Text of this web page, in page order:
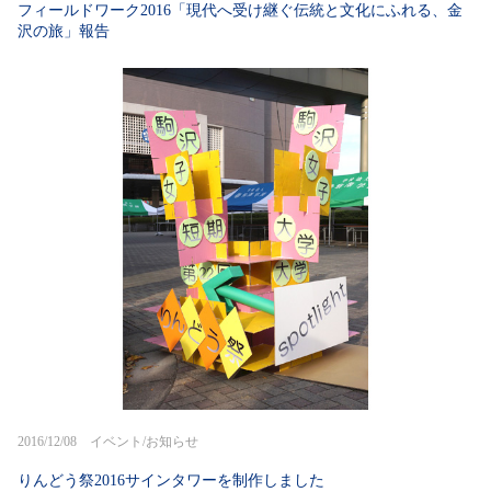
フィールドワーク2016「現代へ受け継ぐ伝統と文化にふれる、金
沢の旅」報告
2016/12/08 イベント/お知らせ
りんどう祭2016サインタワーを制作しました